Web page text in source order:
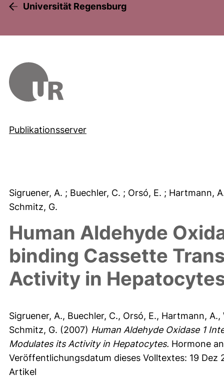
Universität Regensburg
Publikationsserver
Sigruener, A. ; Buechler, C. ; Orsó, E. ; Hartmann,
Schmitz, G.
Human Aldehyde
binding Cassette
Activity in
Sigruener, A., Buechler, C., Orsó, E., Hartmann, A.,
Schmitz, G. (2007) Human Aldehyde Oxidase 1
Modulates its Activity in Hepatocytes. Hormone
Veröffentlichungsdatum dieses Volltextes: 19 Dez
Artikel